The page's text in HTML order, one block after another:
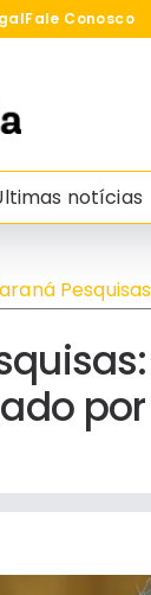
Fale Conosco
notícias
lidera disputa
metade do
baiano